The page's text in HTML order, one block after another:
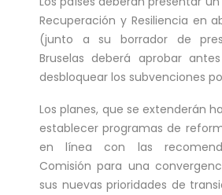
Recuperación y Resiliencia en
(junto a su borrador de
Bruselas deberá aprobar
desbloquear los subvenciones
Los planes, que se extenderán
establecer programas de
en línea con las
Comisión para una
sus nuevas prioridades de